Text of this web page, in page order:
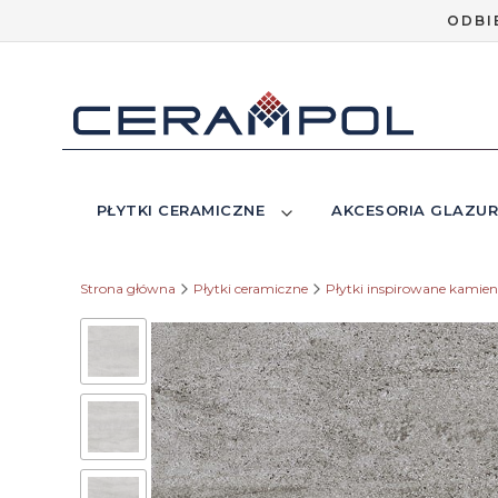
PŁYTKI CERAMICZNE AKCESORIA
Strona główna Płytki ceramiczne Płytki inspirowane